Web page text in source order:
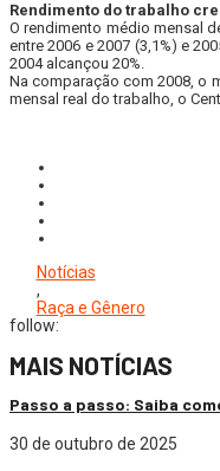
Rendimento do trabalho
O rendimento médio mensal
entre 2006 e 2007 (3,1%) e
2004 alcançou 20%.
Na comparação com 2008, o
mensal real do trabalho, o
Notícias
,
Raça e Gênero
follow:
MAIS NOTÍCIAS
Passo a passo: Saiba
30 de outubro de 2025